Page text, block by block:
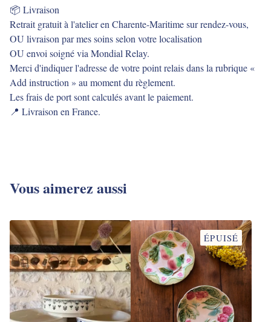
📦 Livraison
Retrait gratuit à l'atelier en Charente-Maritime sur rendez-vous,
OU livraison par mes soins selon votre localisation
OU envoi soigné via Mondial Relay.
Merci d'indiquer l'adresse de votre point relais dans la rubrique «
Add instruction » au moment du règlement.
Les frais de port sont calculés avant le paiement.
📍 Livraison en France.
Vous aimerez aussi
ÉPUISÉ